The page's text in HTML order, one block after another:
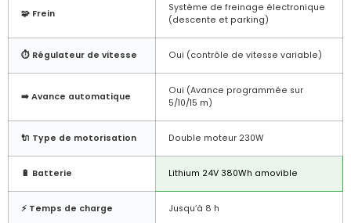
🧩 Frein
Système de freinage électronique
(descente et parking)
⏱️ Régulateur de vitesse Oui (contrôle de vitesse variable)
➡️ Avance automatique
Oui (Avance programmée sur
5/10/15 m)
🔌 Type de motorisation Double moteur 230W
🔋 Batterie Lithium 24V 380Wh amovible
⚡ Temps de charge Jusqu’à 8 h